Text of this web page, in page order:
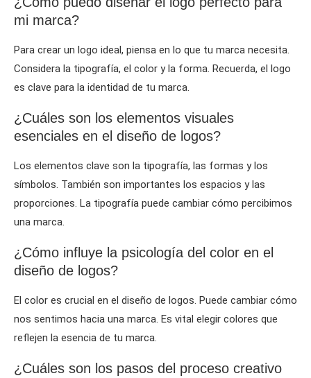
mi marca?
Para crear un logo ideal, piensa en lo que tu marca necesita.
Considera la tipografía, el color y la forma. Recuerda, el logo
es clave para la identidad de tu marca.
¿Cuáles son los elementos visuales
esenciales en el diseño de logos?
Los elementos clave son la tipografía, las formas y los
símbolos. También son importantes los espacios y las
proporciones. La tipografía puede cambiar cómo percibimos
una marca.
¿Cómo influye la psicología del color en el
diseño de logos?
El color es crucial en el diseño de logos. Puede cambiar cómo
nos sentimos hacia una marca. Es vital elegir colores que
reflejen la esencia de tu marca.
¿Cuáles son los pasos del proceso creativo